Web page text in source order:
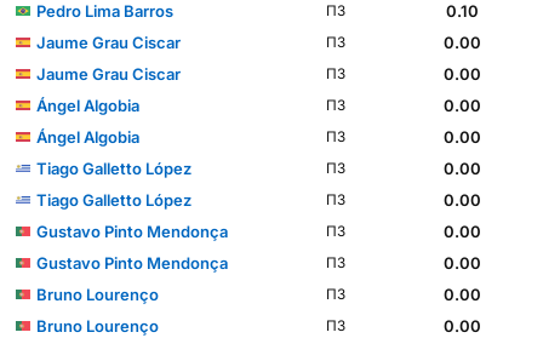
Pedro Lima Barros
ПЗ
0.10
Jaume Grau Ciscar
ПЗ
0.00
Jaume Grau Ciscar
ПЗ
0.00
Ángel Algobia
ПЗ
0.00
Ángel Algobia
ПЗ
0.00
Tiago Galletto López
ПЗ
0.00
Tiago Galletto López
ПЗ
0.00
Gustavo Pinto Mendonça
ПЗ
0.00
Gustavo Pinto Mendonça
ПЗ
0.00
Bruno Lourenço
ПЗ
0.00
Bruno Lourenço
ПЗ
0.00